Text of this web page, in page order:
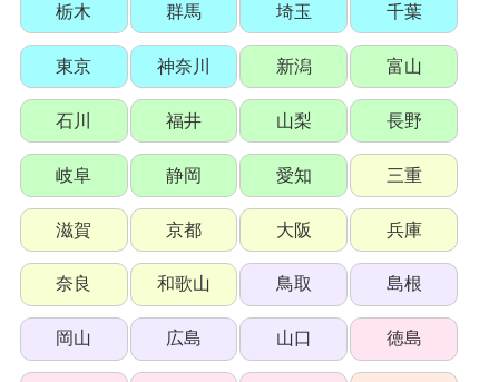
栃木 群馬 埼玉 千葉
東京 神奈川 新潟 富山
石川 福井 山梨 長野
岐阜 静岡 愛知 三重
滋賀 京都 大阪 兵庫
奈良 和歌山 鳥取 島根
岡山 広島 山口 徳島